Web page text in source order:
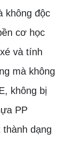
không độc
cơ học
và tính
mà không
không bị
PP
dạng